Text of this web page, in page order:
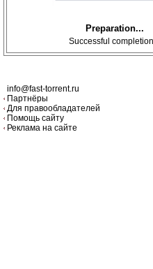
Preparation...
Successful
info@fast-torrent.ru
Партнёры
Для правообладателей
Помощь сайту
Реклама на сайте